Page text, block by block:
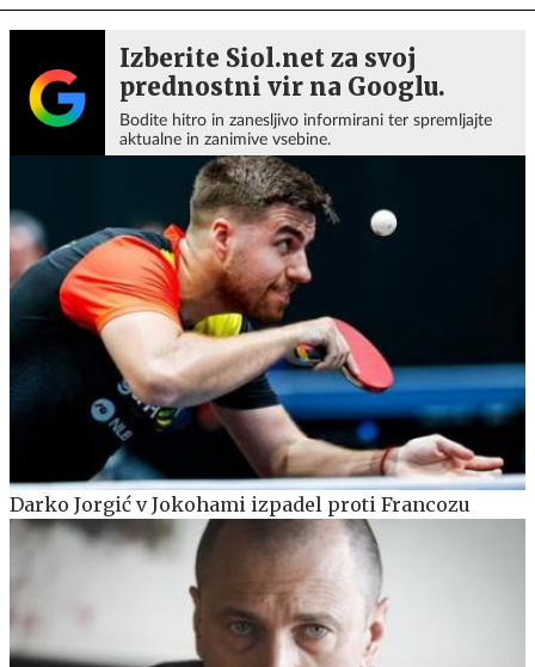
Izberite Siol.net za svoj
prednostni vir na Googlu.
Bodite hitro in zanesljivo informirani ter spremljajte
aktualne in zanimive vsebine.
Darko Jorgić v Jokohami izpadel proti Francozu